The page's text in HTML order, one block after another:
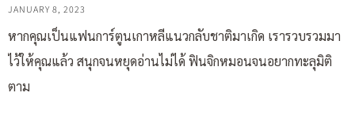
JANUARY 8, 2023
หากคุณเป็นแฟนการ์ตูนเกาหลีแนวกลับชาติมาเกิด เรารวบรวมมา
ไว้ให้คุณแล้ว สนุกจนหยุดอ่านไม่ได้ ฟินจิกหมอนจนอยากทะลุมิติ
ตาม